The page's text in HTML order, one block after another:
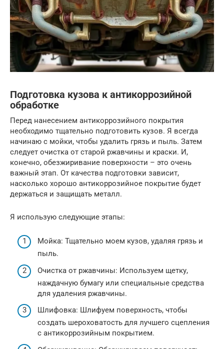
Подготовка кузова к антикоррозийной
обработке
Перед нанесением антикоррозийного покрытия
необходимо тщательно подготовить кузов. Я всегда
начинаю с мойки, чтобы удалить грязь и пыль. Затем
следует очистка от старой ржавчины и краски. И,
конечно, обезжиривание поверхности – это очень
важный этап. От качества подготовки зависит,
насколько хорошо антикоррозийное покрытие будет
держаться и защищать металл.
Я использую следующие этапы:
Мойка: Тщательно моем кузов, удаляя грязь и
пыль.
Очистка от ржавчины: Используем щетку,
наждачную бумагу или специальные средства
для удаления ржавчины.
Шлифовка: Шлифуем поверхность, чтобы
создать шероховатость для лучшего сцепления
с антикоррозийным покрытием.